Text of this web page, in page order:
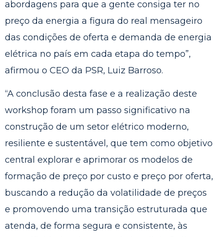
abordagens para que a gente consiga ter no
preço da energia a figura do real mensageiro
das condições de oferta e demanda de energia
elétrica no país em cada etapa do tempo”,
afirmou o CEO da PSR, Luiz Barroso.
“A conclusão desta fase e a realização deste
workshop foram um passo significativo na
construção de um setor elétrico moderno,
resiliente e sustentável, que tem como objetivo
central explorar e aprimorar os modelos de
formação de preço por custo e preço por oferta,
buscando a redução da volatilidade de preços
e promovendo uma transição estruturada que
atenda, de forma segura e consistente, às